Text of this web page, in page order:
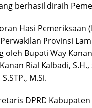
berhasil diraih
Hasi Pemeriksaan
Provinsi
oleh Bupati Way
Rial Kalbadi,
M.Si.
DPRD